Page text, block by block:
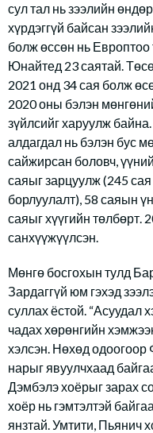
сул тал нь зээлийн
хүрдэггүй байсан
болж өссөн нь
Юнайтед 23 саятай.
2021 онд 34 сая болж
2020 оны бэлэн
зүйлсийг харуулж
алдагдал нь бэлэн бус
сайжирсан боловч,
саяыг зарцуулж (245
борлуулалт), 58 саяын
саяыг хүүгийн төлбөрт.
санхүүжүүлсэн.
Мөнгө босгохын тулд
Зардаггүй юм гэхэд
суллах ёстой. “Асуудал
чадах хөрөнгийн
хэлсэн. Нөхөд
нарыг явуулчхаад
Дэмбэлэ хоёрыг зарах
хоёр нь гэмтэлтэй
янзтай. Умтити, Пьянич